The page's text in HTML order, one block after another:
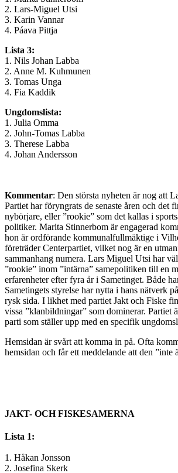
2. Lars-Miguel Utsi
3. Karin Vannar
4. Páava Pittja
Lista 3:
1. Nils Johan Labba
2. Anne M. Kuhmunen
3. Tomas Unga
4. Fia Kaddik
Ungdomslista:
1. Julia Omma
2. John-Tomas Labba
3. Therese Labba
4. Johan Andersson
Kommentar: Den största nyheten är nog att
Partiet har föryngrats de senaste åren och det
nybörjare, eller ”rookie” som det kallas i
politiker. Marita Stinnerbom är engagerad
hon är ordförande kommunalfullmäktige i
företräder Centerpartiet, vilket nog är en
sammanhang numera. Lars Miguel Utsi har
”rookie” inom ”intärna” samepolitiken till en
erfarenheter efter fyra år i Sametinget. Både
Sametingets styrelse har nytta i hans nätverk
rysk sida. I likhet med partiet Jakt och Fiske
vissa ”klanbildningar” som dominerar. Partiet
parti som ställer upp med en specifik
Hemsidan är svårt att komma in på. Ofta
hemsidan och får ett meddelande att den ”inte
JAKT- OCH FISKESAMERNA
Lista 1:
1. Håkan Jonsson
2. Josefina Skerk